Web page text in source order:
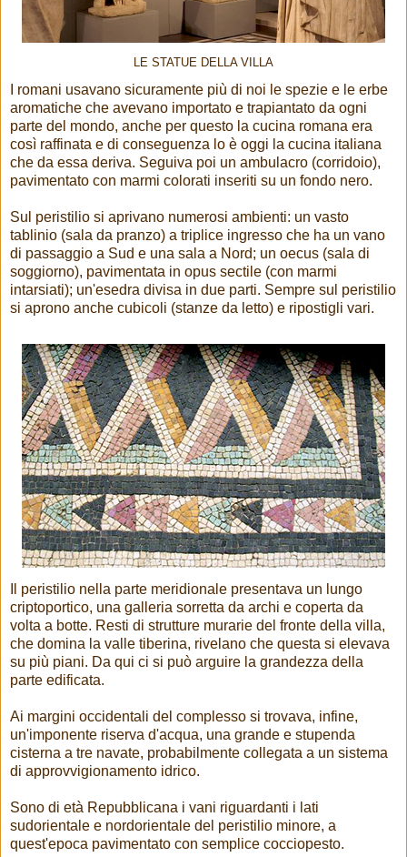
LE STATUE DELLA VILLA
I romani usavano sicuramente più di noi le spezie e le erbe
aromatiche che avevano importato e trapiantato da ogni
parte del mondo, anche per questo la cucina romana era
così raffinata e di conseguenza lo è oggi la cucina italiana
che da essa deriva. Seguiva poi un ambulacro (corridoio),
pavimentato con marmi colorati inseriti su un fondo nero.
Sul peristilio si aprivano numerosi ambienti: un vasto
tablinio (sala da pranzo) a triplice ingresso che ha un vano
di passaggio a Sud e una sala a Nord; un oecus (sala di
soggiorno), pavimentata in opus sectile (con marmi
intarsiati); un'esedra divisa in due parti. Sempre sul peristilio
si aprono anche cubicoli (stanze da letto) e ripostigli vari.
Il peristilio nella parte meridionale presentava un lungo
criptoportico, una galleria sorretta da archi e coperta da
volta a botte. Resti di strutture murarie del fronte della villa,
che domina la valle tiberina, rivelano che questa si elevava
su più piani. Da qui ci si può arguire la grandezza della
parte edificata.
Ai margini occidentali del complesso si trovava, infine,
un'imponente riserva d'acqua, una grande e stupenda
cisterna a tre navate, probabilmente collegata a un sistema
di approvvigionamento idrico.
Sono di età Repubblicana i vani riguardanti i lati
sudorientale e nordorientale del peristilio minore, a
quest'epoca pavimentato con semplice cocciopesto.